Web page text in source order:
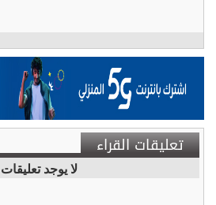
تعليقات القراء
لا يوجد تعليقات